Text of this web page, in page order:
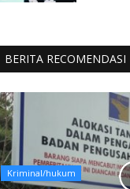
BERITA RECOMENDASI
Kriminal/hukum